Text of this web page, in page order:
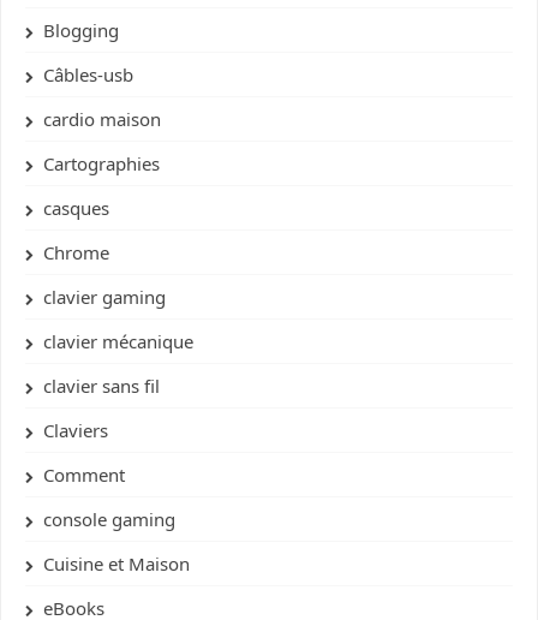
Blogging
Câbles-usb
cardio maison
Cartographies
casques
Chrome
clavier gaming
clavier mécanique
clavier sans fil
Claviers
Comment
console gaming
Cuisine et Maison
eBooks